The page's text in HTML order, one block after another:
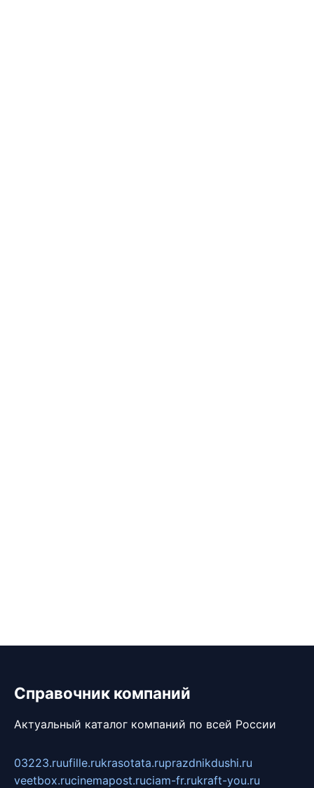
Справочник компаний
Актуальный каталог компаний по всей России
03223.ruufille.rukrasotata.ruprazdnikdushi.ru
veetbox.rucinemapost.ruciam-fr.rukraft-you.ru